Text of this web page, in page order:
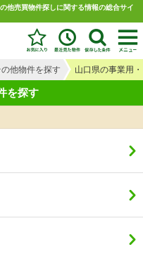
他売買物件探しに関する情報の総合サイ
他物件を探す 山口県の事業用
を探す